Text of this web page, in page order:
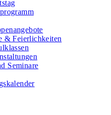
& Feierlichkeiten
Seminare